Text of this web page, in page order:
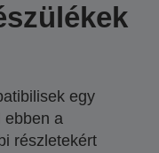
egy
ebben a
részletekért